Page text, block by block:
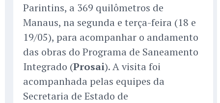
Parintins, a 369 quilômetros de
Manaus, na segunda e terça-feira (18 e
19/05), para acompanhar o andamento
das obras do Programa de Saneamento
Integrado (Prosai). A visita foi
acompanhada pelas equipes da
Secretaria de Estado de